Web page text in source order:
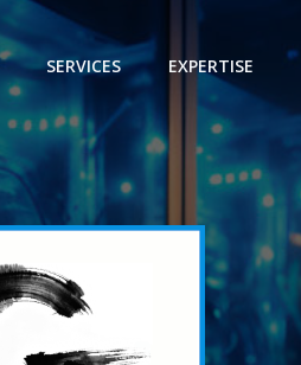
SERVICES EXPERTISE